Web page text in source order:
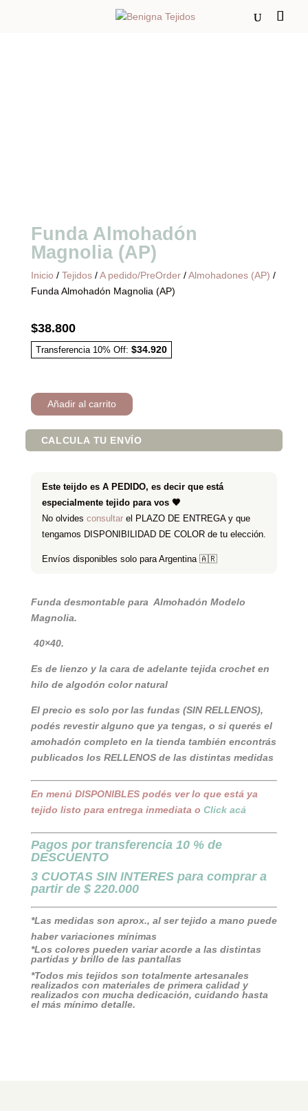
Funda Almohadón
Magnolia (AP)
Inicio / Tejidos/A pedido/PreOrder/Almohadones (AP) /
Funda Almohadón Magnolia (AP)
$38.800
Transferencia 10% Off: $34.920
Añadir al carrito
CALCULA TU ENVÍO
Este teijdo es A PEDIDO, es decir que está
especialmente tejido para vos 🖤
No olvides consultarel PLAZO DE ENTREGA y que
tengamos DISPONIBILIDAD DE COLOR de tu elección.
Envíos disponibles solo para Argentina 🇦🇷
Funda desmontable para Almohadón Modelo
Magnolia.
40×40.
Es de lienzo y la cara de adelante tejida crochet en
hilo de algodón color natural
El precio es solo por las fundas (SIN RELLENOS),
podés revestir alguno que ya tengas, o si querés el
amohadón completo en la tienda también encontrás
publicados los RELLENOS de las distintas medidas
En menú DISPONIBLES podés ver lo que está ya
tejido listo para entrega inmediata o Click acá
Pagos por transferencia 10 % de
DESCUENTO
3 CUOTAS SIN INTERES para comprar a
partir de $ 220.000
*Las medidas son aprox., al ser tejido a mano puede
haber variaciones mínimas
*Los colores pueden variar acorde a las distintas
partidas y brillo de las pantallas
*Todos mis tejidos son totalmente artesanales
realizados con materiales de primera calidad y
realizados con mucha dedicación, cuidando hasta
el más mínimo detalle.